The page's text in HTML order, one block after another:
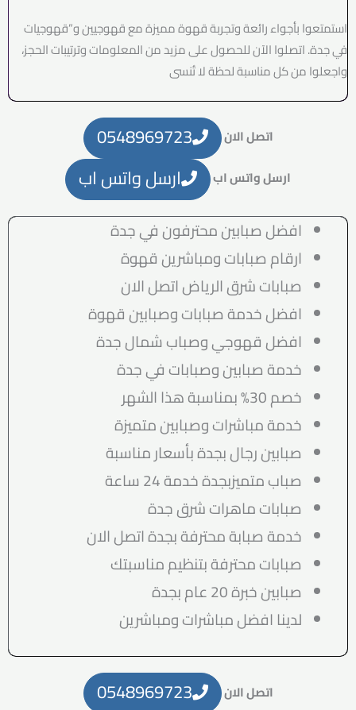
استمتعوا بأجواء رائعة وتجربة قهوة مميزة مع قهوجيين و”قهوجيات
في جدة. اتصلوا الآن للحصول على مزيد من المعلومات وترتيبات الحجز،
واجعلوا من كل مناسبة لحظة لا تُنسى
اتصل الان 0548969723
ارسل واتس اب ارسل واتس اب
افضل صبابين محترفون في جدة
ارقام صبابات ومباشرين قهوة
صبابات شرق الرياض اتصل الان
افضل خدمة صبابات وصبابين قهوة
افضل قهوجي وصباب شمال جدة
خدمة صبابين وصبابات في جدة
خصم 30% بمناسبة هذا الشهر
خدمة مباشرات وصبابين متميزة
صبابين رجال بجدة بأسعار مناسبة
صباب متميزبجدة خدمة 24 ساعة
صبابات ماهرات شرق جدة
خدمة صبابة محترفة بجدة اتصل الان
صبابات محترفة بتنظيم مناسبتك
صبابين خبرة 20 عام بجدة
لدينا افضل مباشرات ومباشرين
اتصل الان 0548969723